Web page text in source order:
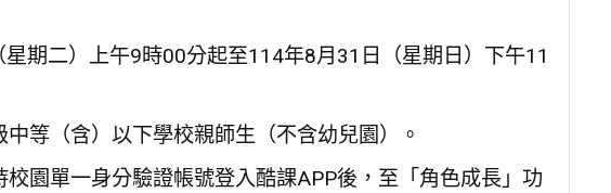
期二）上午9時00分起至114年8月31日（星期日）下午11
等（含）以下學校親師生（不含幼兒園）。
園單一身分驗證帳號登入酷課APP後，至「角色成長」功